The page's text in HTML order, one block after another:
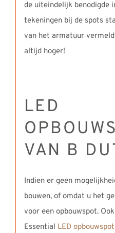
de uiteindelijk benodigde
tekeningen bij de spots
van het armatuur
altijd hoger!
LED
VAN B
Indien er geen
bouwen, of omdat u het
voor een opbouwspot.
Essential LED